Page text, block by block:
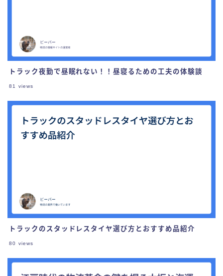
トラック夜勤で昼眠れない！！昼寝るための工夫の体験談
81 views
トラックのスタッドレスタイヤ選び方とおすすめ品紹介
80 views